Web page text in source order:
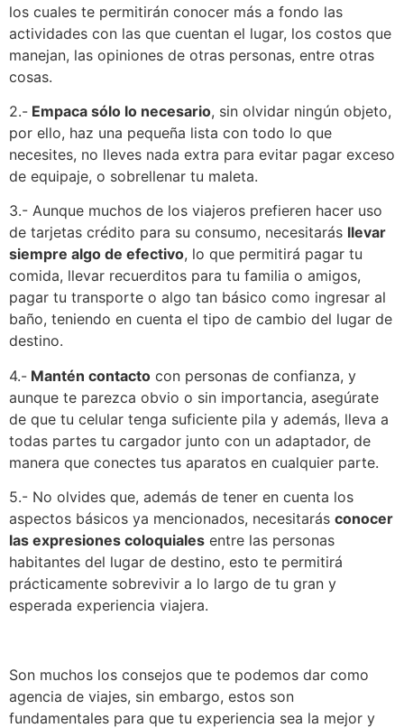
los cuales te permitirán conocer más a fondo las
actividades con las que cuentan el lugar, los costos que
manejan, las opiniones de otras personas, entre otras
cosas.
2.- Empaca sólo lo necesario, sin olvidar ningún objeto,
por ello, haz una pequeña lista con todo lo que
necesites, no lleves nada extra para evitar pagar exceso
de equipaje, o sobrellenar tu maleta.
3.- Aunque muchos de los viajeros prefieren hacer uso
de tarjetas crédito para su consumo, necesitarás llevar
siempre algo de efectivo, lo que permitirá pagar tu
comida, llevar recuerditos para tu familia o amigos,
pagar tu transporte o algo tan básico como ingresar al
baño, teniendo en cuenta el tipo de cambio del lugar de
destino.
4.- Mantén contacto con personas de confianza, y
aunque te parezca obvio o sin importancia, asegúrate
de que tu celular tenga suficiente pila y además, lleva a
todas partes tu cargador junto con un adaptador, de
manera que conectes tus aparatos en cualquier parte.
5.- No olvides que, además de tener en cuenta los
aspectos básicos ya mencionados, necesitarás conocer
las expresiones coloquiales entre las personas
habitantes del lugar de destino, esto te permitirá
prácticamente sobrevivir a lo largo de tu gran y
esperada experiencia viajera.
Son muchos los consejos que te podemos dar como
agencia de viajes, sin embargo, estos son
fundamentales para que tu experiencia sea la mejor y